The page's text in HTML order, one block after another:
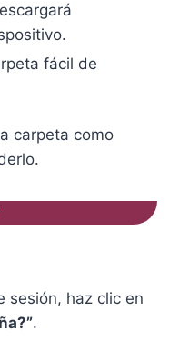
fácil de
carpeta como
sesión, haz clic en
.